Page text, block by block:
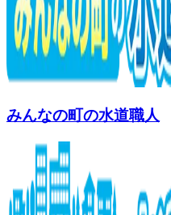
みんなの町の水道職人